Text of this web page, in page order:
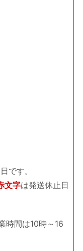
です。
文字は発送休止日
時間は10時～16